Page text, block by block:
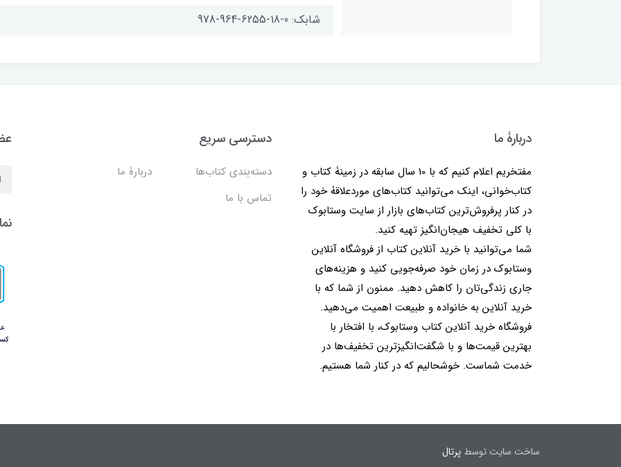
شابک: 0-18-6255-964-978
دربارۀ ما
مفتخریم اعلام کنیم که با 10 سال سابقه در زمینۀ کتاب و
کتاب‌خوانی، اینک می‌توانید کتاب‌های موردعلاقۀ خود را
در کنار پرفروش‌ترین کتاب‌های بازار از سایت وستابوک
با کلی تخفیف هیجان‌انگیز تهیه کنید.
شما می‌توانید با خرید آنلاین کتاب از فروشگاه آنلاین
وستابوک در زمان خود صرفه‌جویی کنید و هزینه‌های
جاری زندگی‌تان را کاهش دهید. ممنون از شما که با
خرید آنلاین به خانواده و طبیعت اهمیت می‌دهید.
فروشگاه خرید آنلاین کتاب وستابوک، با افتخار با
بهترین قیمت‌ها و با شگفت‌انگیزترین تخفیف‌ها در
خدمت شماست. خوشحالیم که در کنار شما هستیم.
دسترسی سریع
دسته‌بندی کتاب‌ها
دربارۀ ما
تماس با ما
ساخت سایت توسط پرتال